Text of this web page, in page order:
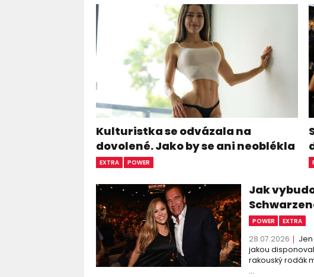
Kulturistka se odvázala na
dovolené. Jako by se ani neoblékla
EXTRA POWER
Jak
POWER EXTRA
28.07.2026
jakou
rakouský rodák
...